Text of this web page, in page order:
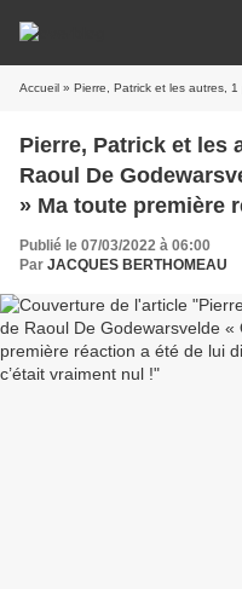
Accueil » Pierre, Patrick et les autres, 1 petite tournée de Raoul De Godewarsvelde
Pierre, Patrick et les
Raoul De
» Ma toute première
que faire rimer
nul !
Publié le 07/03/2022 à 06:00
Par JACQUES BERTHOMEAU